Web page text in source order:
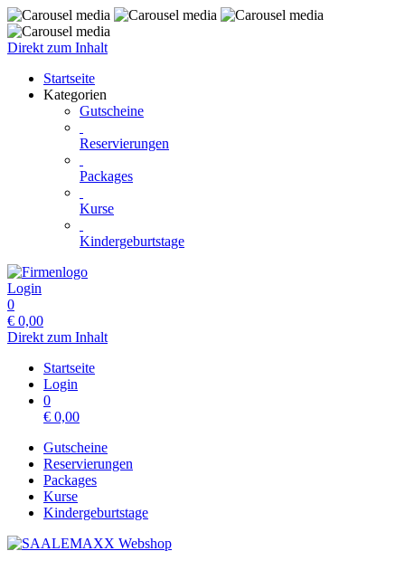
Direkt zum Inhalt
Startseite
Kategorien
Gutscheine
Reservierungen
Packages
Kurse
Kindergeburtstage
Login
0
€ 0,00
Direkt zum Inhalt
Startseite
Login
0
€ 0,00
Gutscheine
Reservierungen
Packages
Kurse
Kindergeburtstage